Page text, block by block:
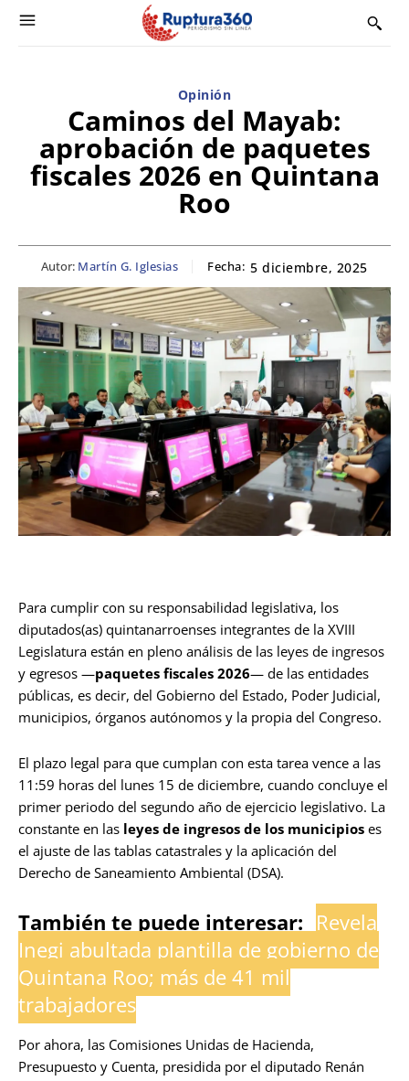
Opinión
Caminos del Mayab:
aprobación de paquetes
fiscales 2026 en Quintana
Roo
Autor: Martín G. Iglesias Fecha: 5 diciembre, 2025
Para cumplir con su responsabilidad legislativa, los
diputados(as) quintanarroenses integrantes de la XVIII
Legislatura están en pleno análisis de las leyes de ingresos
y egresos —paquetes fiscales 2026— de las entidades
públicas, es decir, del Gobierno del Estado, Poder Judicial,
municipios, órganos autónomos y la propia del Congreso.
El plazo legal para que cumplan con esta tarea vence a las
11:59 horas del lunes 15 de diciembre, cuando concluye el
primer periodo del segundo año de ejercicio legislativo. La
constante en las leyes de ingresos de los municipios es
el ajuste de las tablas catastrales y la aplicación del
Derecho de Saneamiento Ambiental (DSA).
También te puede interesar: Revela
Inegi abultada plantilla de gobierno de
Quintana Roo; más de 41 mil
trabajadores
Por ahora, las Comisiones Unidas de Hacienda,
Presupuesto y Cuenta, presidida por el diputado Renán